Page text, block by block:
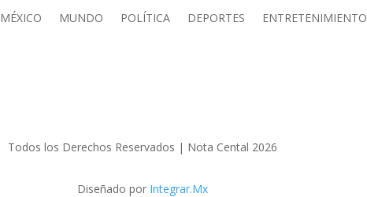
MÉXICO MUNDO POLÍTICA DEPORTES ENTRETENIMIENTO
Todos los Derechos Reservados | Nota Cental 2026
Diseñado por Integrar.Mx